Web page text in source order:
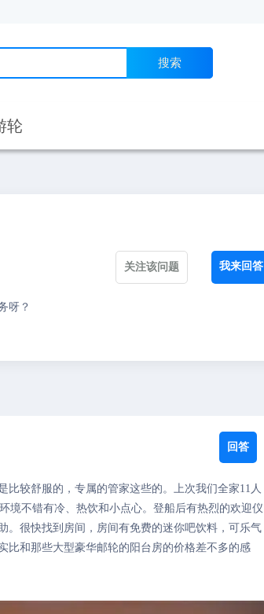
搜索
轮
关注该问题 我来回答
呀？
回答
比较舒服的，专属的管家这些的。上次我们全家11人
境不错有冷、热饮和小点心。登船后有热烈的欢迎仪
。很快找到房间，房间有免费的迷你吧饮料，可乐气
比和那些大型豪华邮轮的阳台房的价格差不多的感